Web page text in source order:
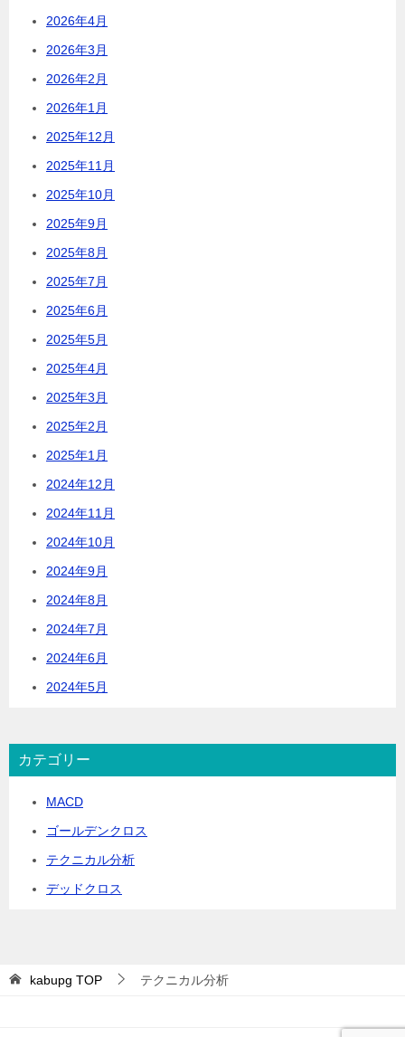
2026年4月
2026年3月
2026年2月
2026年1月
2025年12月
2025年11月
2025年10月
2025年9月
2025年8月
2025年7月
2025年6月
2025年5月
2025年4月
2025年3月
2025年2月
2025年1月
2024年12月
2024年11月
2024年10月
2024年9月
2024年8月
2024年7月
2024年6月
2024年5月
カテゴリー
MACD
ゴールデンクロス
テクニカル分析
デッドクロス
kabupg TOP テクニカル分析